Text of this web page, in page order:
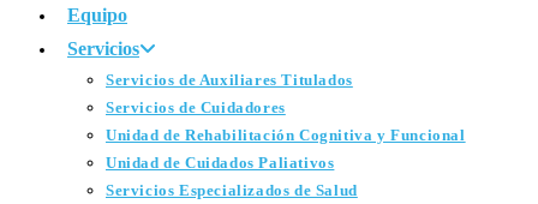
Equipo
Servicios
Servicios de Auxiliares Titulados
Servicios de Cuidadores
Unidad de Rehabilitación Cognitiva y Funcional
Unidad de Cuidados Paliativos
Servicios Especializados de Salud